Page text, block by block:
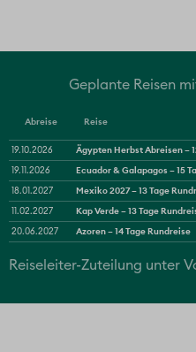
Geplante Reisen
Abreise Reise
19.10.2026 Ägypten Herbst Abreisen –
19.11.2026 Ecuador & Galapagos – 15
18.01.2027 Mexiko 2027 – 13 Tage
11.02.2027 Kap Verde – 13 Tage
20.06.2027 Azoren – 14 Tage Rundreise
Reiseleiter-Zuteilung unter